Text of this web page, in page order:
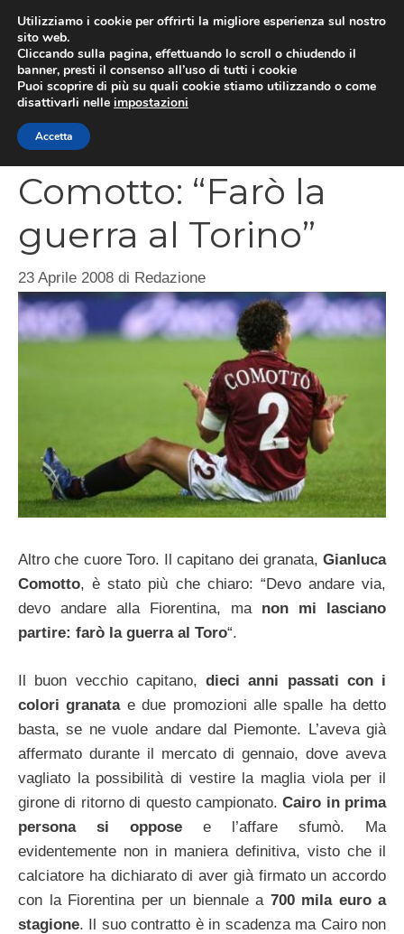
contenuto
Comotto: “Farò la
guerra al Torino”
23 Aprile 2008 di Redazione
Altro che cuore Toro. Il capitano dei granata, Gianluca
Comotto, è stato più che chiaro: “Devo andare via,
devo andare alla Fiorentina, ma non mi lasciano
partire: farò la guerra al Toro“.
Il buon vecchio capitano, dieci anni passati con i
colori granatae due promozioni alle spalle ha detto
basta, se ne vuole andare dal Piemonte. L’aveva già
affermato durante il mercato di gennaio, dove aveva
vagliato la possibilità di vestire la maglia viola per il
girone di ritorno di questo campionato.Cairo in prima
persona si oppose e l’affare sfumò. Ma
evidentemente non in maniera definitiva, visto che il
calciatore ha dichiarato di aver già firmato un accordo
con la Fiorentina per un biennale a 700 mila euro a
stagione. Il suo contratto è in scadenza ma Cairo non
Utilizziamo i cookie per offrirti la migliore esperienza sul nostro
sito web.
Cliccando sulla pagina, effettuando lo scroll o chiudendo il
banner, presti il consenso all’uso di tutti i cookie
Puoi scoprire di più su quali cookie stiamo utilizzando o come
disattivarli nelle impostazioni
Accetta